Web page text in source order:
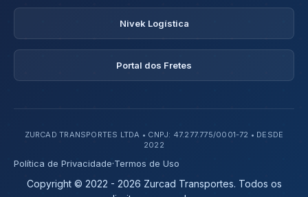
Nivek Logística
Portal dos Fretes
ZURCAD TRANSPORTES LTDA • CNPJ: 47.277.775/0001-72 • DESDE
2022
Política de Privacidade·Termos de Uso
Copyright © 2022 - 2026 Zurcad Transportes. Todos os